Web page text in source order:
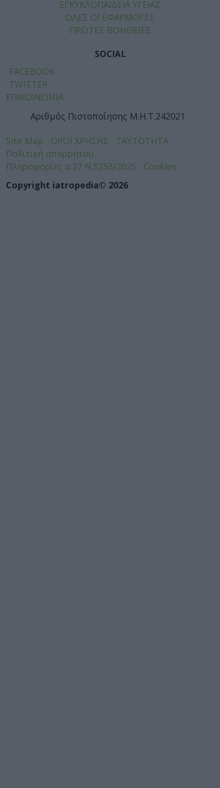
ΕΓΚΥΚΛΟΠΑΙΔΕΙΑ ΥΓΕΙΑΣ
ΟΛΕΣ ΟΙ ΕΦΑΡΜΟΓΕΣ
ΠΡΩΤΕΣ ΒΟΗΘΕΙΕΣ
SOCIAL
FACEBOOK
TWITTER
ΕΠΙΚΟΙΝΩΝΙΑ
Αριθμός Πιστοποίησης Μ.Η.Τ.242021
Site Map ΟΡΟΙ ΧΡΗΣΗΣ
ΤΑΥΤΟΤΗΤΑ
Πολιτική απορρήτου
Πληροφορίες α.27 Ν.5253/2025
Cookies
Copyright iatropedia© 2026